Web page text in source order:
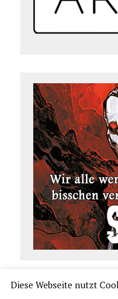
Diese Webseite nutzt